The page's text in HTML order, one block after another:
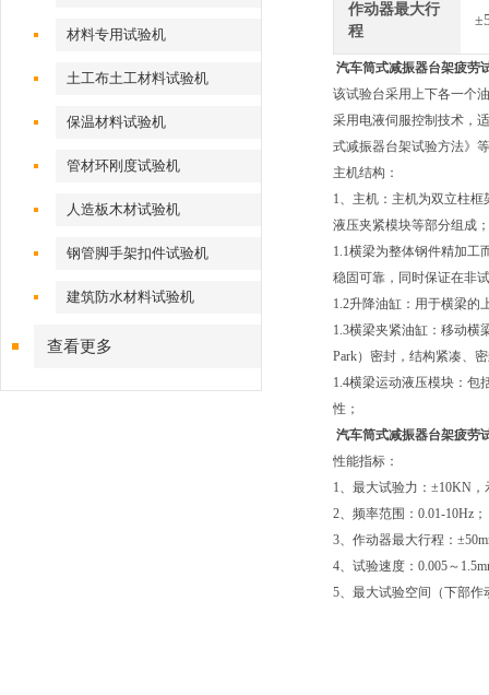
材料专用试验机
土工布土工材料试验机
保温材料试验机
管材环刚度试验机
人造板木材试验机
钢管脚手架扣件试验机
建筑防水材料试验机
查看更多
作动器最大行
程
汽车筒式减振器台架疲劳
该试验台采用上下各一个
采用电液伺服控制技术，
式减振器台架试验方法》
主机结构：
1、主机：主机为双立柱
液压夹紧模块等部分组成；
1.1横梁为整体钢件精加工
稳固可靠，同时保证在非
1.2升降油缸：用于横梁的
1.3横梁夹紧油缸：移动横
Park）密封，结构紧凑、
1.4横梁运动液压模块：包
性；
汽车筒式减振器台架疲劳
性能指标：
1、最大试验力：±10KN，
2、频率范围：0.01-10Hz；
3、作动器最大行程：
4、试验速度：0.005～
5、最大试验空间（下部作